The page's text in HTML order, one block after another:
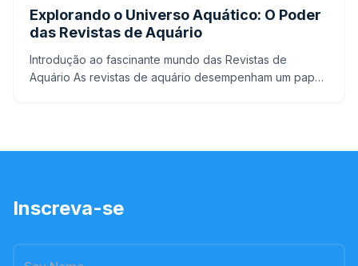
Explorando o Universo Aquático: O Poder
das Revistas de Aquário
Introdução ao fascinante mundo das Revistas de
Aquário As revistas de aquário desempenham um papel
Inscreva-se